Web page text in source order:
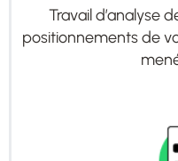
Travail d’analyse
positionnements de